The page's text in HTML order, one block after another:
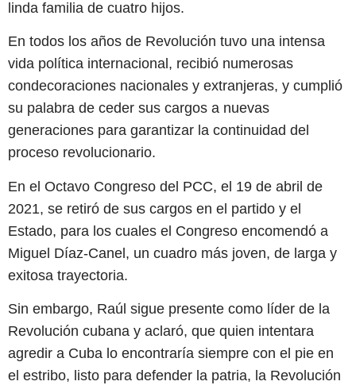
linda familia de cuatro hijos.
En todos los años de Revolución tuvo una intensa
vida política internacional, recibió numerosas
condecoraciones nacionales y extranjeras, y cumplió
su palabra de ceder sus cargos a nuevas
generaciones para garantizar la continuidad del
proceso revolucionario.
En el Octavo Congreso del PCC, el 19 de abril de
2021, se retiró de sus cargos en el partido y el
Estado, para los cuales el Congreso encomendó a
Miguel Díaz-Canel, un cuadro más joven, de larga y
exitosa trayectoria.
Sin embargo, Raúl sigue presente como líder de la
Revolución cubana y aclaró, que quien intentara
agredir a Cuba lo encontraría siempre con el pie en
el estribo, listo para defender la patria, la Revolución